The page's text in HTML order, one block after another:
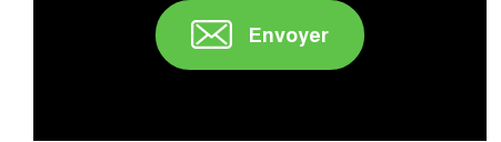
Envoyer